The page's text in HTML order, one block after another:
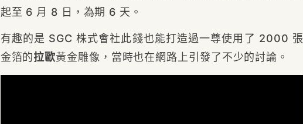
起至 6 月 8 日，為期 6 天。
有趣的是 SGC 株式會社此錢也能打造過一尊使用了 2000 張
金箔的拉歐黃金雕像，當時也在網路上引發了不少的討論。